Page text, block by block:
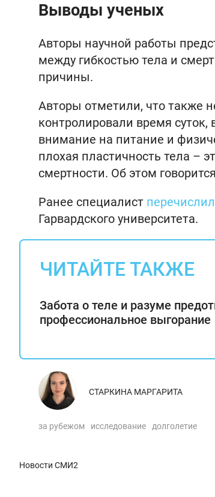
Выводы ученых
Авторы научной работы
между гибкостью тела и
причины.
Авторы отметили, что также
контролировали время суток,
внимание на питание и
плохая пластичность тела –
смертности. Об этом
Ранее специалист перечислил
Гарвардского университета.
ЧИТАЙТЕ ТАКЖЕ
Забота о теле и разуме
профессиональное выгорание
СТАРКИНА МАРГАРИТА
за рубежом исследование долголетие
Новости СМИ2